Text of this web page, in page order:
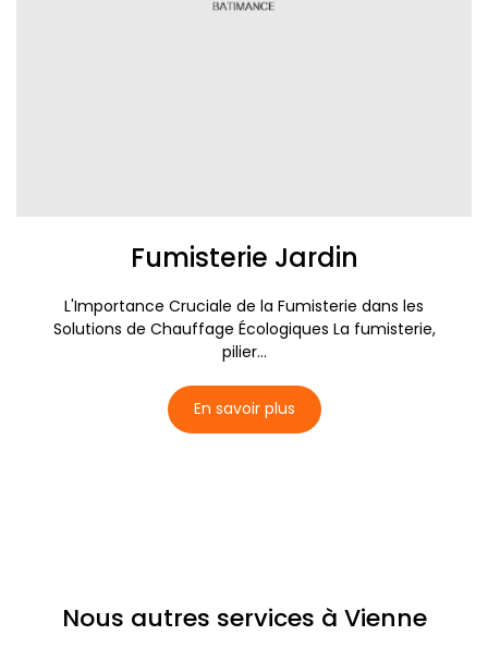
Fumisterie Jardin
L'Importance Cruciale de la Fumisterie dans les
Solutions de Chauffage Écologiques La fumisterie,
pilier...
En savoir plus
Nous autres services à Vienne